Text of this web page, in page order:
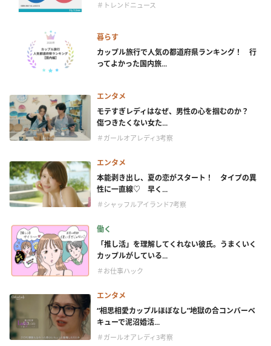
＃トレンドニュース
暮らす
カップル旅行で人気の都道府県ランキング！ 行
ってよかった国内旅...
エンタメ
モテすぎレディはなぜ、男性の心を掴むのか？
傷つきたくない女た...
＃ガールオアレディ3考察
エンタメ
本能剥き出し、夏の恋がスタート！ タイプの異
性に一直線♡ 早く...
＃シャッフルアイランド7考察
働く
「推し活」を理解してくれない彼氏。うまくいく
カップルがしている...
＃お仕事ハック
エンタメ
“相思相愛カップルほぼなし”地獄の合コンバーベ
キューで泥沼婚活...
＃ガールオアレディ3考察